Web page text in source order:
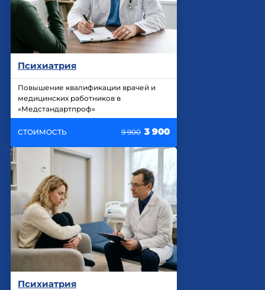
Психиатрия
Повышение квалификации врачей и
медицинских работников в
«Медстандартпроф»
СТОИМОСТЬ 9 900 3 900
Психиатрия